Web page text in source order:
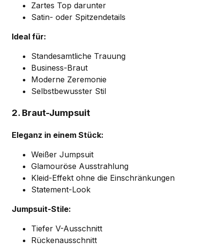
Zartes Top darunter
Satin- oder Spitzendetails
Ideal für:
Standesamtliche Trauung
Business-Braut
Moderne Zeremonie
Selbstbewusster Stil
2. Braut-Jumpsuit
Eleganz in einem Stück:
Weißer Jumpsuit
Glamouröse Ausstrahlung
Kleid-Effekt ohne die Einschränkungen
Statement-Look
Jumpsuit-Stile:
Tiefer V-Ausschnitt
Rückenausschnitt